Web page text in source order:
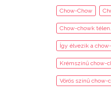
Chow-Chow
Chow-chowk télen.
Így élvezik a
Krémszínű chow-
Vörös színű chow-